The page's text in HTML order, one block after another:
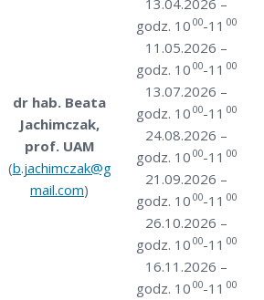
dr hab. Beata
Jachimczak,
prof. UAM
(b.jachimczak@g
mail.com)
13.04.2026 –
godz. 10 00-11 00
11.05.2026 –
godz. 10 00-11 00
13.07.2026 –
godz. 10 00-11 00
24.08.2026 –
godz. 10 00-11 00
21.09.2026 –
godz. 10 00-11 00
26.10.2026 –
godz. 10 00-11 00
16.11.2026 –
godz. 10 00-11 00